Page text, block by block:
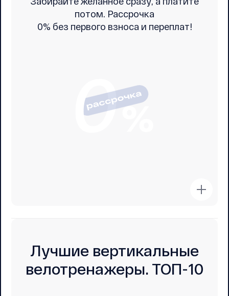
потом. Рассрочка
0% без первого взноса и переплат!
Лучшие вертикальные
велотренажеры. ТОП-10